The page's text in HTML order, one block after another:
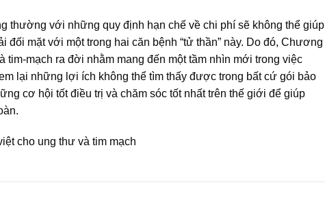
thường với những quy định hạn chế về chi phí sẽ không thể giúp
đối mặt với một trong hai căn bệnh “tử thần” này. Do đó, Chương
tim-mạch ra đời nhằm mang đến một tầm nhìn mới trong việc
lại những lợi ích không thể tìm thấy được trong bất cứ gói bảo
cơ hội tốt điều trị và chăm sóc tốt nhất trên thế giới để giúp